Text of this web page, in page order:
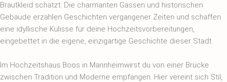
Brautkleid schätzt. Die charmanten Gassen und historischen
Gebäude erzählen Geschichten vergangener Zeiten und schaffen
eine idyllische Kulisse für deine Hochzeitsvorbereitungen,
eingebettet in die eigene, einzigartige Geschichte dieser Stadt.
Im Hochzeitshaus Boos in Mannheimwirst du von einer Brücke
zwischen Tradition und Moderne empfangen. Hier vereint sich Stil,